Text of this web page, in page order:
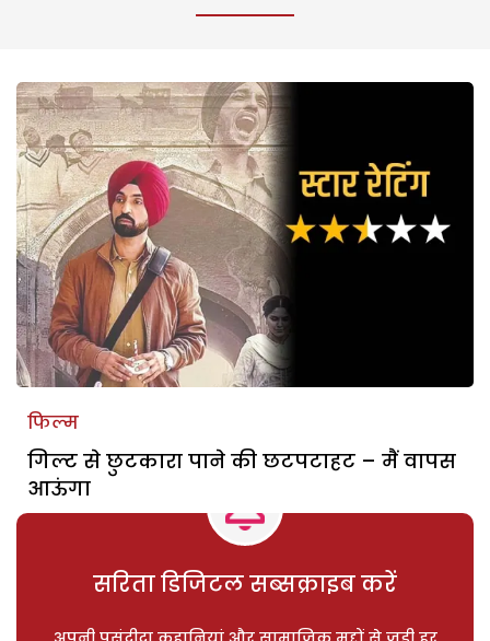
फिल्म
गिल्ट से छुटकारा पाने की छटपटाहट – मैं वापस
आऊंगा
सरिता डिजिटल सब्सक्राइब करें